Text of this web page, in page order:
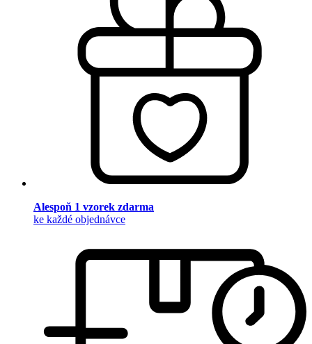
Alespoň 1 vzorek zdarma
ke každé objednávce